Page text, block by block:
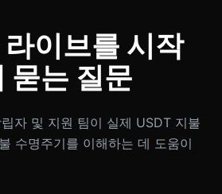
이브를 시작
묻는 질문
자 및 지원 팀이 실제 USDT 지불
수명주기를 이해하는 데 도움이